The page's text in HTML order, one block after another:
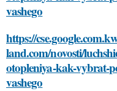
vashego
https://
land.com/novosti/
otopleniya-kak-vybrat-
vashego